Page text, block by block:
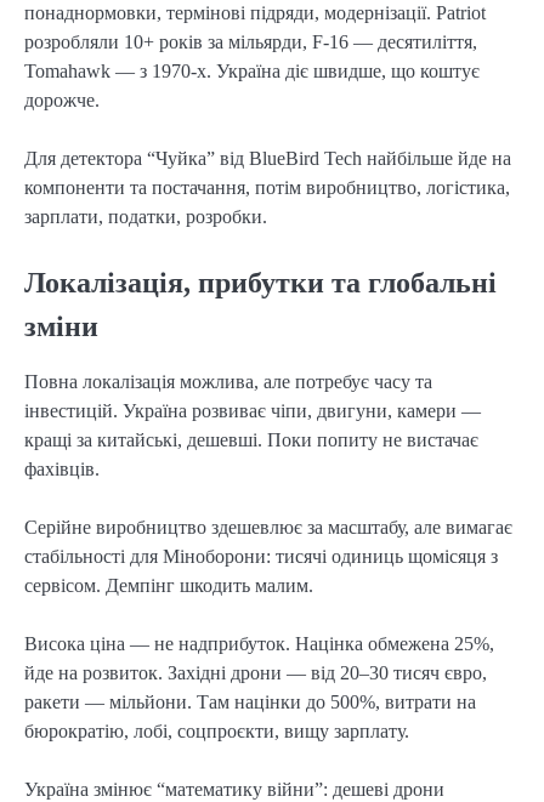
понаднормовки, термінові підряди, модернізації. Patriot
розробляли 10+ років за мільярди, F-16 — десятиліття,
Tomahawk — з 1970-х. Україна діє швидше, що коштує
дорожче.
Для детектора “Чуйка” від BlueBird Tech найбільше йде на
компоненти та постачання, потім виробництво, логістика,
зарплати, податки, розробки.
Локалізація, прибутки та глобальні
зміни
Повна локалізація можлива, але потребує часу та
інвестицій. Україна розвиває чіпи, двигуни, камери —
кращі за китайські, дешевші. Поки попиту не вистачає
фахівців.
Серійне виробництво здешевлює за масштабу, але вимагає
стабільності для Міноборони: тисячі одиниць щомісяця з
сервісом. Демпінг шкодить малим.
Висока ціна — не надприбуток. Націнка обмежена 25%,
йде на розвиток. Західні дрони — від 20–30 тисяч євро,
ракети — мільйони. Там націнки до 500%, витрати на
бюрократію, лобі, соцпроєкти, вищу зарплату.
Україна змінює “математику війни”: дешеві дрони